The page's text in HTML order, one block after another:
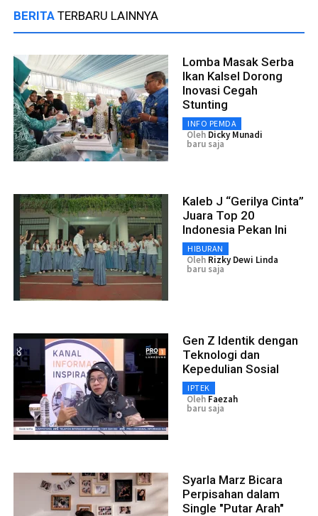
BERITA TERBARU LAINNYA
Lomba Masak Serba
Ikan Kalsel Dorong
Inovasi Cegah
Stunting
INFO PEMDA
Oleh Dicky Munadi
baru saja
Kaleb J “Gerilya Cinta”
Juara Top 20
Indonesia Pekan Ini
HIBURAN
Oleh Rizky Dewi Linda
baru saja
Gen Z Identik dengan
Teknologi dan
Kepedulian Sosial
IPTEK
Oleh Faezah
baru saja
Syarla Marz Bicara
Perpisahan dalam
Single "Putar Arah"